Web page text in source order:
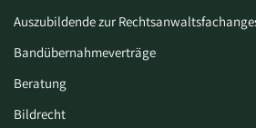
Auszubildende zur
Bandübernahmeverträge
Beratung
Bildrecht